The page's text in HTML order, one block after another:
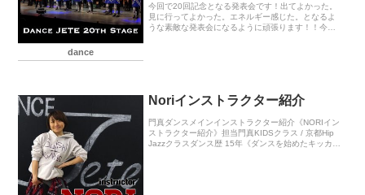
dance
今回で20回記念となる発表会です！出てよかった。
見に行ってよかった。エネルギー感じた。となるよ
うな素敵な発表会になるように頑張ります！！今年
Noriインストラクター紹介
門真ダンスメインインストラクター紹介《NORIイン
ストラクター紹介》担当門真KIDSクラス / 京都Hip
Jazzクラスダンス歴 15年《ダンスを始めたキッカ